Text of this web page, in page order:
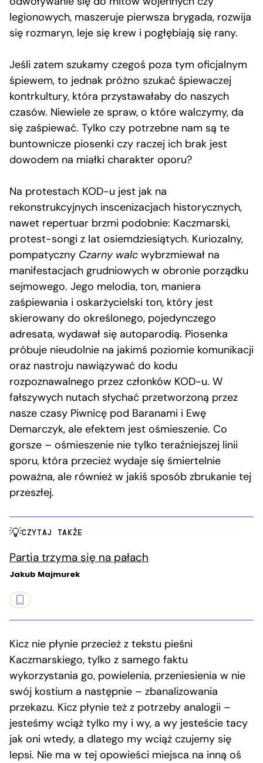
legionowych, maszeruje pierwsza brygada, rozwija
się rozmaryn, leje się krew i pogłębiają się rany.
Jeśli zatem szukamy czegoś poza tym oficjalnym
śpiewem, to jednak próżno szukać śpiewaczej
kontrkultury, która przystawałaby do naszych
czasów. Niewiele ze spraw, o które walczymy, da
się zaśpiewać. Tylko czy potrzebne nam są te
buntownicze piosenki czy raczej ich brak jest
dowodem na miałki charakter oporu?
Na protestach KOD-u jest jak na
rekonstrukcyjnych inscenizacjach historycznych,
nawet repertuar brzmi podobnie: Kaczmarski,
protest-songi z lat osiemdziesiątych. Kuriozalny,
pompatyczny Czarny walc wybrzmiewał na
manifestacjach grudniowych w obronie porządku
sejmowego. Jego melodia, ton, maniera
zaśpiewania i oskarżycielski ton, który jest
skierowany do określonego, pojedynczego
adresata, wydawał się autoparodią. Piosenka
próbuje nieudolnie na jakimś poziomie komunikacji
oraz nastroju nawiązywać do kodu
rozpoznawalnego przez członków KOD-u. W
fałszywych nutach słychać przetworzoną przez
nasze czasy Piwnicę pod Baranami i Ewę
Demarczyk, ale efektem jest ośmieszenie. Co
gorsze – ośmieszenie nie tylko teraźniejszej linii
sporu, która przecież wydaje się śmiertelnie
poważna, ale również w jakiś sposób zbrukanie tej
przeszłej.
CZYTAJ TAKŻE
Partia trzyma się na pałach
Jakub Majmurek
Kicz nie płynie przecież z tekstu pieśni
Kaczmarskiego, tylko z samego faktu
wykorzystania go, powielenia, przeniesienia w nie
swój kostium a następnie – zbanalizowania
przekazu. Kicz płynie też z potrzeby analogii –
jesteśmy wciąż tylko my i wy, a wy jesteście tacy
jak oni wtedy, a dlatego my wciąż czujemy się
lepsi. Nie ma w tej opowieści miejsca na inną oś